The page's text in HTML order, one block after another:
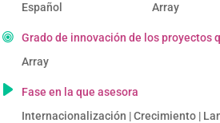
Español
Array
Grado de innovación de los proyectos
Array
Fase en la que asesora
Internacionalización | Crecimiento |